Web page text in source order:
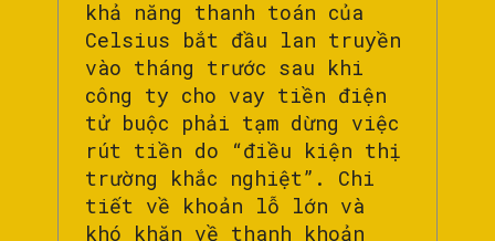
khả năng thanh toán của
Celsius bắt đầu lan truyền
vào tháng trước sau khi
công ty cho vay tiền điện
tử buộc phải tạm dừng việc
rút tiền do “điều kiện thị
trường khắc nghiệt”. Chi
tiết về khoản lỗ lớn và
khó khăn về thanh khoản